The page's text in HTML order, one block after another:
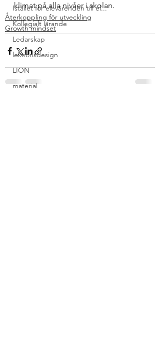
Istället för elevärenden till el...
Kollegialt lärande
Ledarskap
lektionsdesign
LION
material
klimat på alla nivåer i skolan.
Återkoppling för utveckling
Growth mindset